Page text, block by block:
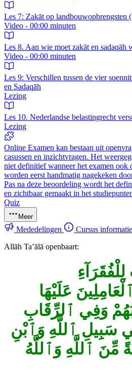
Les 7: Zakāt op landbouwopbrengsten
Video - 00:00 minuten
Les 8. Aan wie moet zakāt en sadaqāh
Video - 00:00 minuten
Les 9: Verschillen tussen de vier
en Sadaqāh
Lezing
Les 10. Nederlandse belastingrecht
Lezing
Online Examen kan bestaan uit
casussen en inzichtvragen. Het
niet definitief wanneer het examen ook
worden eerst handmatig nagekeken
Pas na deze beoordeling wordt het
en zichtbaar gemaakt in het
Quiz
Meer
Mededelingen
Cursus informatie
Allāh Ta’ālā openbaart:
لِلْفُقَرَآءِ
عَلَيْهَا
وَفِي ٱلرِّقَابِ
سَبِيلِٱللَّهِ وَٱبْنِ
مِّنَ ٱللَّهِ وَٱللَّهُ